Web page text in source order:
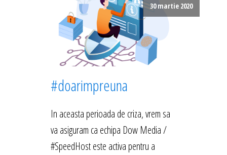
30 martie 2020
#doarimpreuna
In aceasta perioada de criza, vrem sa
va asiguram ca echipa Dow Media /
#SpeedHost este activa pentru a